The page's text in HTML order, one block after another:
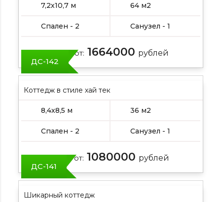
7,2х10,7 м 64 м2
Спален - 2 Санузел - 1
Цена от: 1664000 рублей
ДС-142
Коттедж в стиле хай тек
8,4х8,5 м 36 м2
Спален - 2 Санузел - 1
Цена от: 1080000 рублей
ДС-141
Шикарный коттедж